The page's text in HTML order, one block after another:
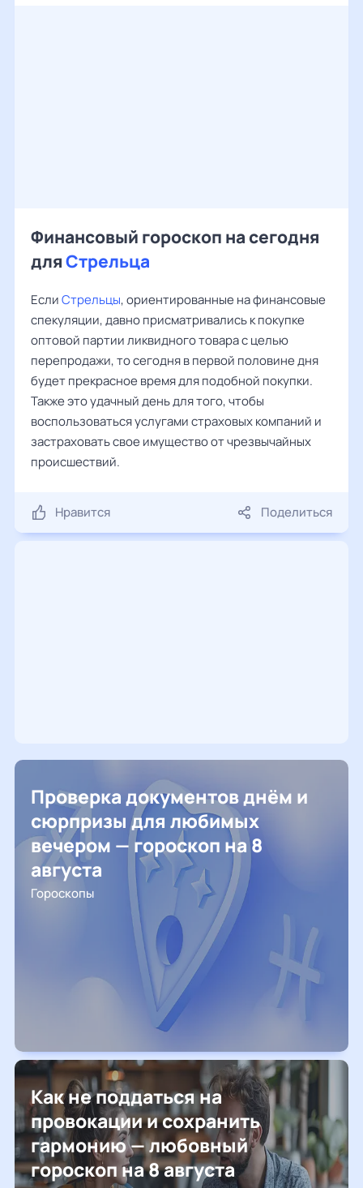
Финансовый гороскоп на сегодня
дляСтрельца
ЕслиСтрельцы, ориентированные на финансовые
спекуляции, давно присматривались к покупке
оптовой партии ликвидного товара с целью
перепродажи, то сегодня в первой половине дня
будет прекрасное время для подобной покупки.
Также это удачный день для того, чтобы
воспользоваться услугами страховых компаний и
застраховать свое имущество от чрезвычайных
происшествий.
Нравится Поделиться
Проверка документов днём и
сюрпризы для любимых
вечером — гороскоп на 8
августа
Гороскопы
Как не поддаться на
провокации и сохранить
гармонию — любовный
гороскоп на 8 августа